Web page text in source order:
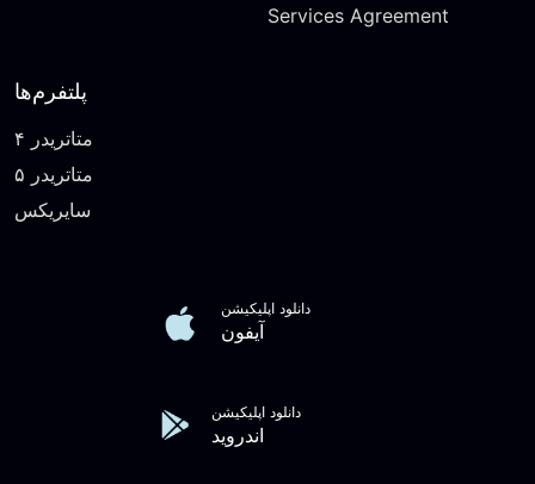
Services Agreement
پلتفرم‌ها
متاتریدر ۴
متاتریدر ۵
سایریکس
دانلود اپلیکیشن
آیفون
دانلود اپلیکیشن
اندروید